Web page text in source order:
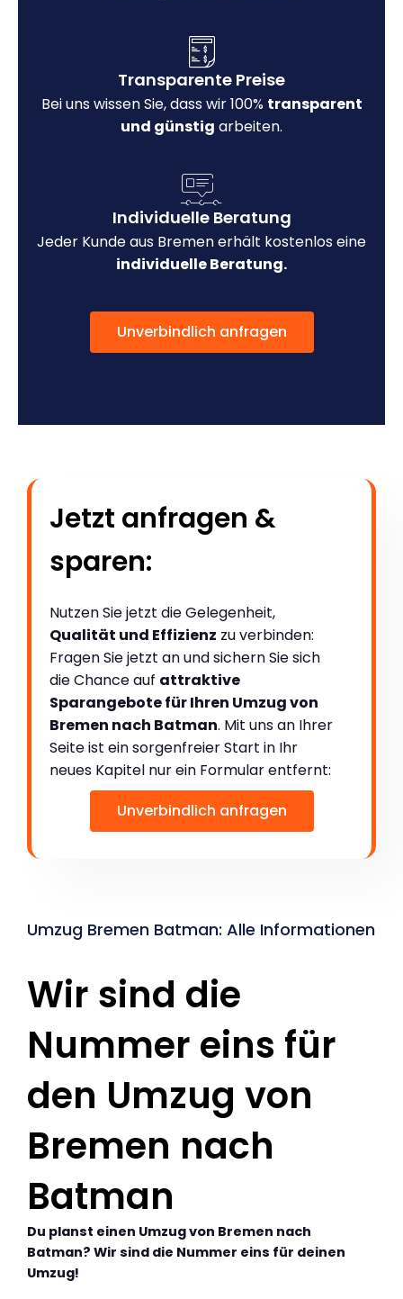
Transparente Preise
Bei uns wissen Sie, dass wir 100% transparent
und günstig arbeiten.
Individuelle Beratung
Jeder Kunde aus Bremen erhält kostenlos eine
individuelle Beratung.
Unverbindlich anfragen
Jetzt anfragen &
sparen:
Nutzen Sie jetzt die Gelegenheit,
Qualität und Effizienz zu verbinden:
Fragen Sie jetzt an und sichern Sie sich
die Chance auf attraktive
Sparangebote für Ihren Umzug von
Bremen nach Batman. Mit uns an Ihrer
Seite ist ein sorgenfreier Start in Ihr
neues Kapitel nur ein Formular entfernt:
Unverbindlich anfragen
Umzug Bremen Batman: Alle Informationen
Wir sind die
Nummer eins für
den Umzug von
Bremen nach
Batman
Du planst einen Umzug von Bremen nach
Batman? Wir sind die Nummer eins für deinen
Umzug!